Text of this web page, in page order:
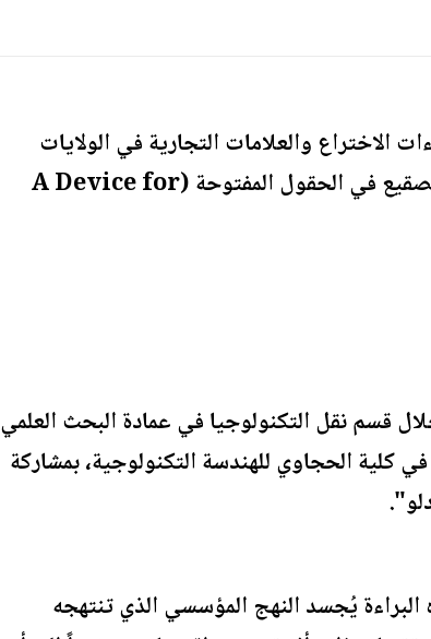
والعلامات التجارية في الولايات
المتحدة الأميركية عن بحث بعنوان "تطوير نظام زراعي ذكي لمقاومة الصقيع في الحقول المفتوحة (A Device for
قسم نقل التكنولوجيا في عمادة البحث العلمي
كلية الحجاوي للهندسة التكنولوجية، بمشاركة
يُجسد النهج المؤسسي الذي تنتهجه